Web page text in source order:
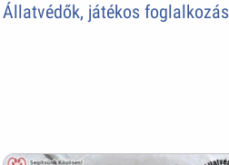
Állatvédők, játékos foglalkozás